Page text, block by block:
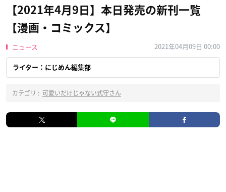
【2021年4月9日】本日発売の新刊一覧
【漫画・コミックス】
ニュース 2021年04月09日 00:00
ライター：にじめん編集部
カテゴリ : 可愛いだけじゃない式守さん